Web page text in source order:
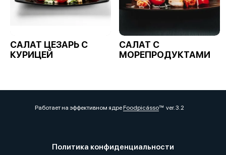
САЛАТ ЦЕЗАРЬ С
КУРИЦЕЙ
САЛАТ С
МОРЕПРОДУКТАМИ
Работает на эффективном ядреFoodpicássover. 3.2
Политика конфиденциальности